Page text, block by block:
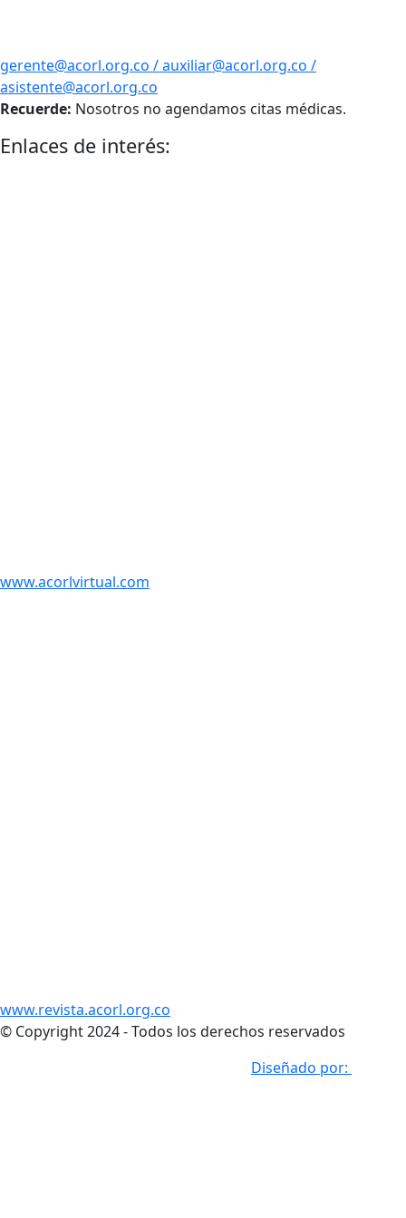
gerente@acorl.org.co / auxiliar@acorl.org.co /
asistente@acorl.org.co
Recuerde: Nosotros no agendamos citas médicas.
Enlaces de interés:
www.acorlvirtual.com
www.revista.acorl.org.co
© Copyright 2024 - Todos los derechos reservados
Diseñado por: